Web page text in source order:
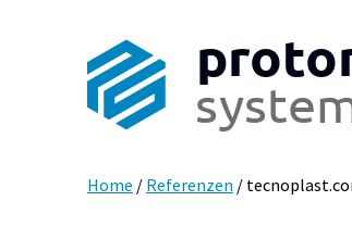
Home / Referenzen /